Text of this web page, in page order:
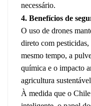
necessário.
4. Benefícios de
O uso de drones
direto com
mesmo tempo, a
química e o impacto
agricultura
À medida que o